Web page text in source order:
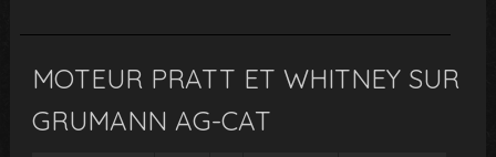
MOTEUR PRATT ET WHITNEY SUR
GRUMANN AG-CAT